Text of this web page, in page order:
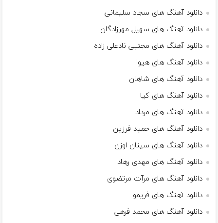
دانلود آهنگ های سجاد سلیمانی
دانلود آهنگ های سهیل مهرزادگان
دانلود آهنگ های مجتبی نادعلی زاده
دانلود آهنگ های هیوا
دانلود آهنگ های شاهان
دانلود آهنگ های کیا
دانلود آهنگ های مرداد
دانلود آهنگ های حمید فرزین
دانلود آهنگ های سینان اوزن
دانلود آهنگ های مهدی رهاد
دانلود آهنگ های مرآت مرتضوی
دانلود آهنگ های فریمو
دانلود آهنگ های محمد فرهی